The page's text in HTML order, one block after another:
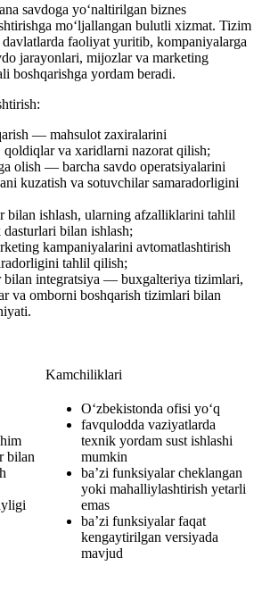
savdoga yo‘naltirilgan biznes
mo‘ljallangan bulutli xizmat. Tizim
davlatlarda faoliyat yuritib, kompaniyalarga
jarayonlari, mijozlar va marketing
boshqarishga yordam beradi.
— mahsulot zaxiralarini
qoldiqlar va xaridlarni nazorat qilish;
olish — barcha savdo operatsiyalarini
kuzatish va sotuvchilar samaradorligini
ishlash, ularning afzalliklarini tahlil
bilan ishlash;
kampaniyalarini avtomatlashtirish
tahlil qilish;
bilan integratsiya — buxgalteriya tizimlari,
va omborni boshqarish tizimlari bilan
Kamchiliklari
bilan
O‘zbekistonda ofisi yo‘q
favqulodda vaziyatlarda
texnik yordam sust ishlashi
mumkin
ba’zi funksiyalar cheklangan
yoki mahalliylashtirish yetarli
emas
ba’zi funksiyalar faqat
kengaytirilgan versiyada
mavjud